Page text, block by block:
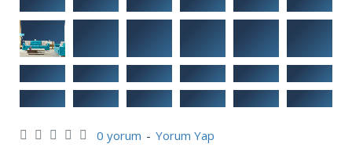
0 yorum - Yorum Yap